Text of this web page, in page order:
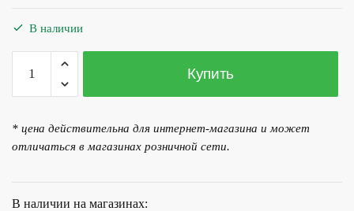
765.00 р..
В наличии
Количество
товара
Смеситель
умывальника
D&K
Купить
* цена действительна для интернет-магазина и может
отличаться в магазинах розничной сети.
В наличии на магазинах: